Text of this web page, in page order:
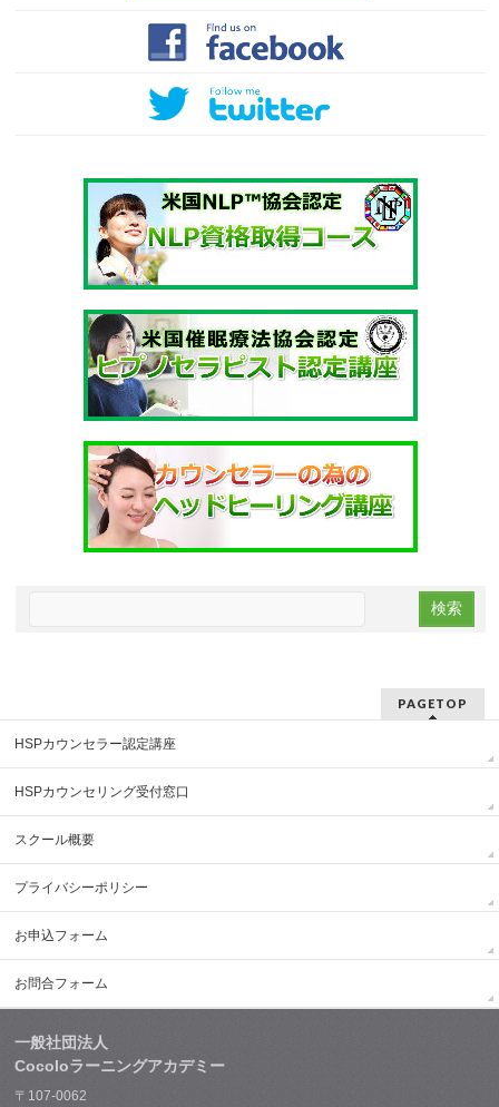
PAGETOP
HSPカウンセラー認定講座
HSPカウンセリング受付窓口
スクール概要
プライバシーポリシー
お申込フォーム
お問合フォーム
一般社団法人
Cocoloラーニングアカデミー
〒107-0062